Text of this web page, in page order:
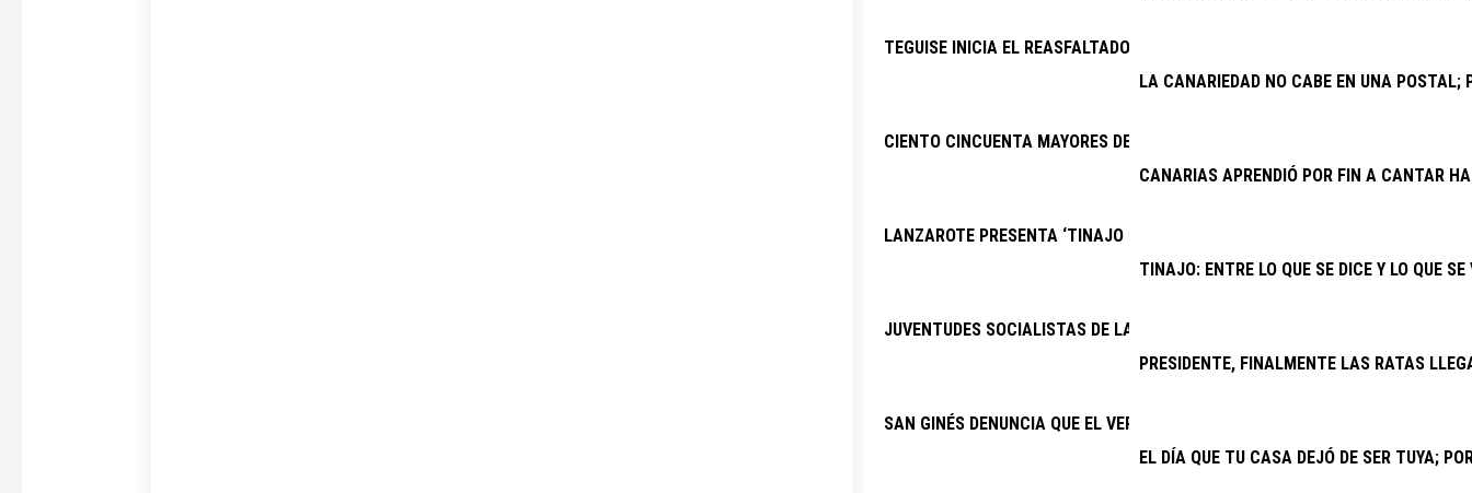
TEGUISE INICIA EL REASFALTADO DE VARIAS CALLES DE LOS COCOTEROS
CIENTO CINCUENTA MAYORES DE YAIZA FESTEJAN EL DÍA DEL ABUELO
LANZAROTE PRESENTA ‘TINAJO PARA TODOS’, EL PRIMER EQUIPO
JUVENTUDES SOCIALISTAS DE LANZAROTE Y LA GRACIOSA: “LAS BECAS DEL
SAN GINÉS DENUNCIA QUE EL VERANO JOVEN VUELVE A DISCRIMINAR A
LA CANARIEDAD NO CABE EN UNA POSTAL;
CANARIAS APRENDIÓ POR FIN A CANTAR
TINAJO: ENTRE LO QUE SE DICE Y LO QUE
PRESIDENTE, FINALMENTE LAS RATAS
EL DÍA QUE TU CASA DEJÓ DE SER TUYA;